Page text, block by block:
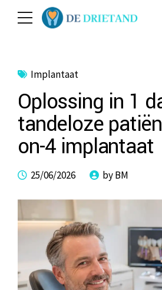
Implantaat
Oplossing in 1
tandeloze
on-4 implantaat
25/06/2026 by BM